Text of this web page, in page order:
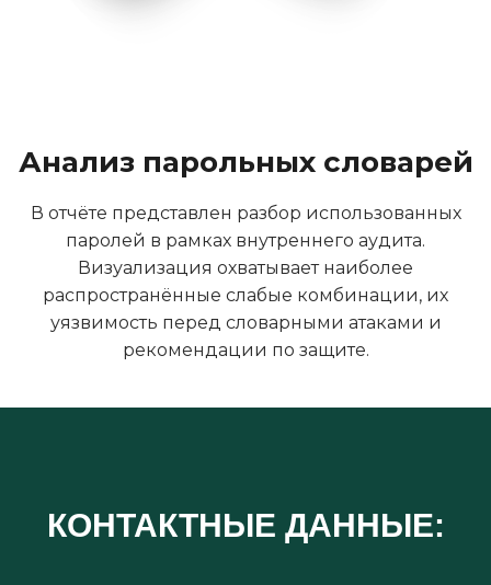
Анализ парольных словарей
В отчёте представлен разбор использованных
паролей в рамках внутреннего аудита.
Визуализация охватывает наиболее
распространённые слабые комбинации, их
уязвимость перед словарными атаками и
рекомендации по защите.
КОНТАКТНЫЕ ДАННЫЕ: